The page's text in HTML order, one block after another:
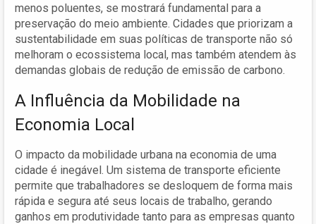
menos poluentes, se mostrará fundamental para a
preservação do meio ambiente. Cidades que priorizam a
sustentabilidade em suas políticas de transporte não só
melhoram o ecossistema local, mas também atendem às
demandas globais de redução de emissão de carbono.
A Influência da Mobilidade na
Economia Local
O impacto da mobilidade urbana na economia de uma
cidade é inegável. Um sistema de transporte eficiente
permite que trabalhadores se desloquem de forma mais
rápida e segura até seus locais de trabalho, gerando
ganhos em produtividade tanto para as empresas quanto